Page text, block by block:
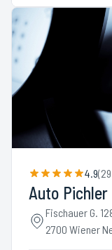
4.9(29
Auto Pichler
Fischauer G.
2700 Wiener